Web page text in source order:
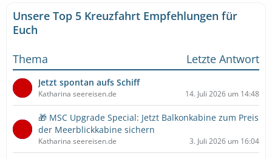
Unsere Top 5 Kreuzfahrt Empfehlungen für
Euch
Thema
Letzte Antwort
Jetzt spontan aufs Schiff
Katharina seereisen.de 14. Juli 2026 um 14:48
🎁 MSC Upgrade Special: Jetzt Balkonkabine zum Preis
der Meerblickkabine sichern
Katharina seereisen.de 3. Juli 2026 um 16:04